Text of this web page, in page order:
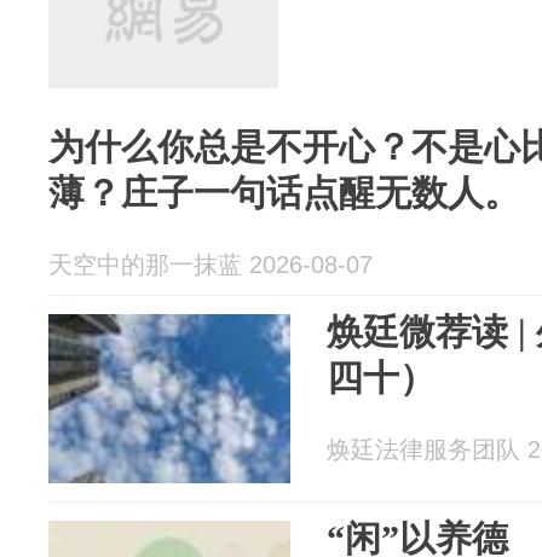
为什么你总是不开心？不是心
薄？庄子一句话点醒无数人。
天空中的那一抹蓝 2026-08-07
焕廷微荐读 |
四十）
焕廷法律服务团队
“闲”以养德